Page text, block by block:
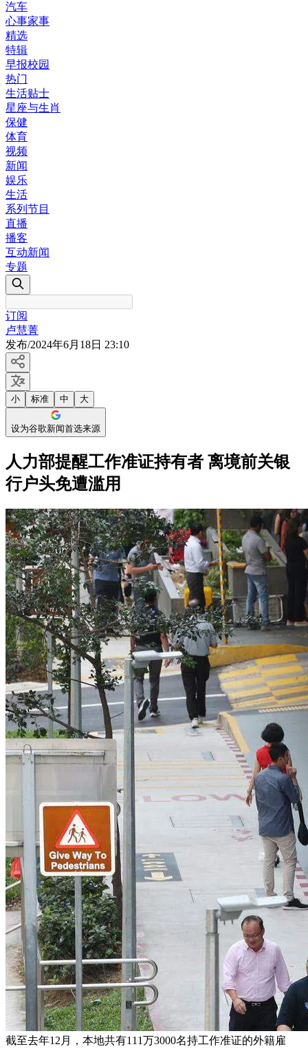
汽车
心事家事
精选
特辑
早报校园
热门
生活贴士
星座与生肖
保健
体育
视频
新闻
娱乐
生活
系列节目
直播
播客
互动新闻
专题
订阅
卢慧菁
发布/2024年6月18日 23:10
小 标准 中 大
设为谷歌新闻首选来源
人力部提醒工作准证持有者 离境前关银
行户头免遭滥用
截至去年12月，本地共有111万3000名持工作准证的外籍雇